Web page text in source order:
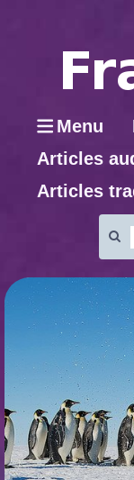
Menu
Articles
Articles
: